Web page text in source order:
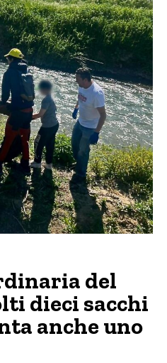
del
dieci sacchi
anche uno